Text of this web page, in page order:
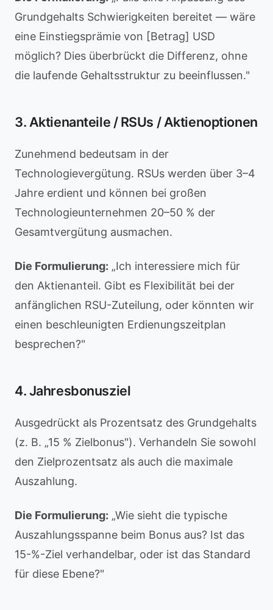
Grundgehalts Schwierigkeiten bereitet — wäre
eine Einstiegsprämie von [Betrag] USD
möglich? Dies überbrückt die Differenz, ohne
die laufende Gehaltsstruktur zu beeinflussen."
3. Aktienanteile / RSUs / Aktienoptionen
Zunehmend bedeutsam in der
Technologievergütung. RSUs werden über 3–4
Jahre erdient und können bei großen
Technologieunternehmen 20–50 % der
Gesamtvergütung ausmachen.
Die Formulierung: „Ich interessiere mich für
den Aktienanteil. Gibt es Flexibilität bei der
anfänglichen RSU-Zuteilung, oder könnten wir
einen beschleunigten Erdienungszeitplan
besprechen?"
4. Jahresbonusziel
Ausgedrückt als Prozentsatz des Grundgehalts
(z. B. „15 % Zielbonus"). Verhandeln Sie sowohl
den Zielprozentsatz als auch die maximale
Auszahlung.
Die Formulierung: „Wie sieht die typische
Auszahlungsspanne beim Bonus aus? Ist das
15-%-Ziel verhandelbar, oder ist das Standard
für diese Ebene?"